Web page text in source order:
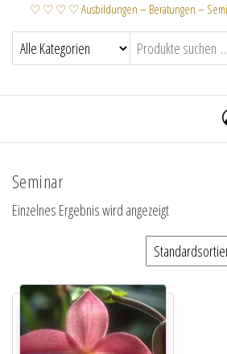
♡ ♡ ♡ ♡ Ausbildungen – Beratungen –
Seminar
Einzelnes Ergebnis wird angezeigt